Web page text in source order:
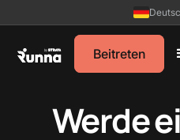
Beitreten
Beitreten
Werde